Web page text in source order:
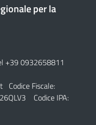
per la
+39 0932658811
Codice Fiscale:
Codice IPA: